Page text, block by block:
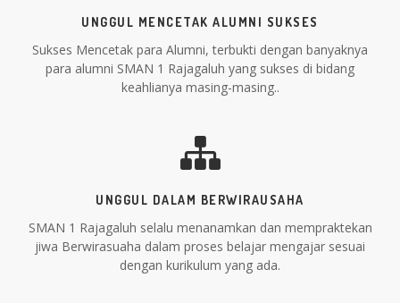
UNGGUL MENCETAK ALUMNI SUKSES
Sukses Mencetak para Alumni, terbukti dengan banyaknya
para alumni SMAN 1 Rajagaluh yang sukses di bidang
keahlianya masing-masing..
UNGGUL DALAM BERWIRAUSAHA
SMAN 1 Rajagaluh selalu menanamkan dan mempraktekan
jiwa Berwirasuaha dalam proses belajar mengajar sesuai
dengan kurikulum yang ada.